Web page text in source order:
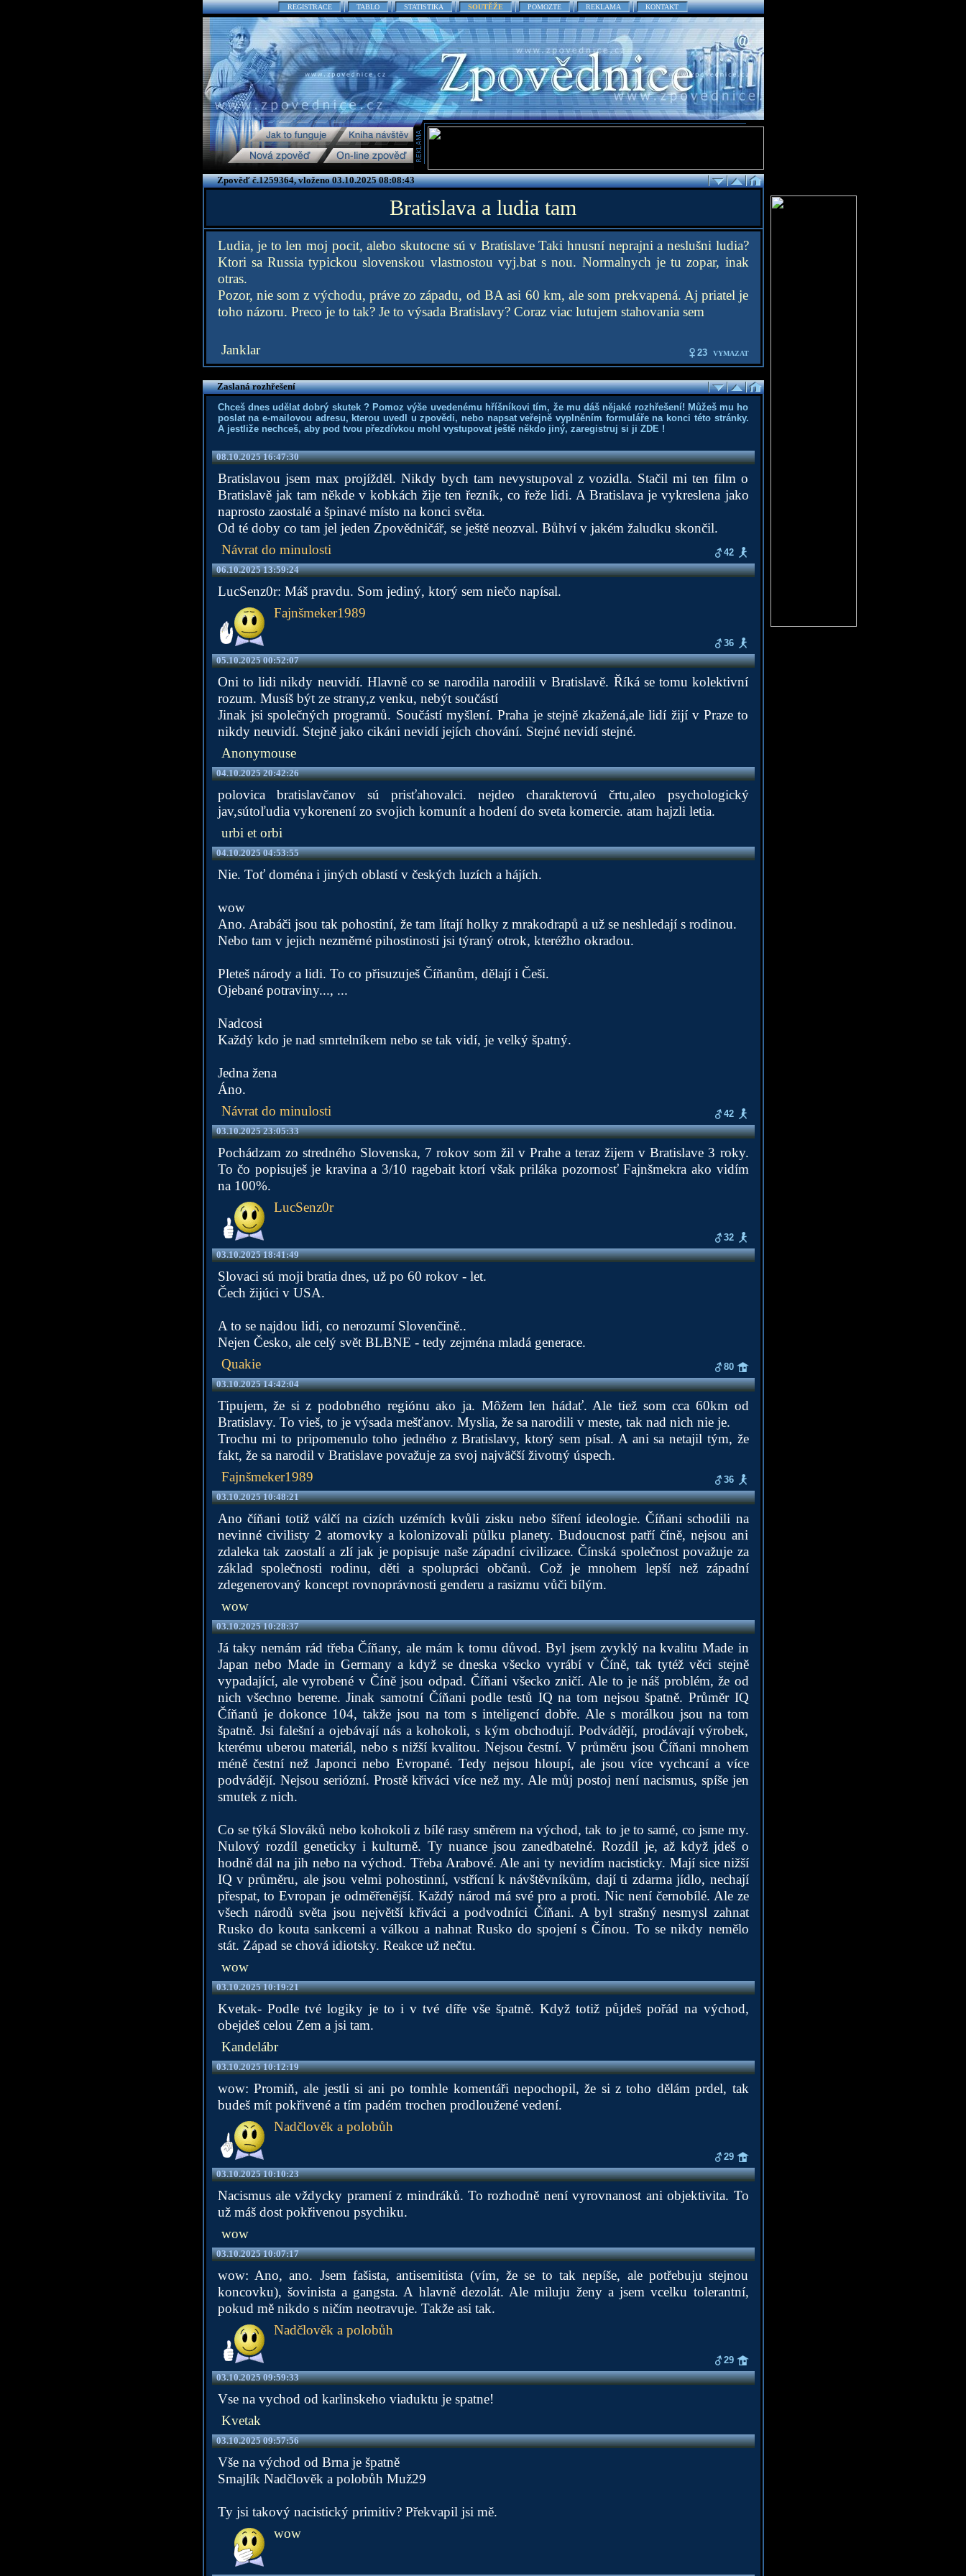
REGISTRACE TABLO STATISTIKA SOUTĚŽE POMOZTE REKLAMA KONTAKT
Zpověď č.1259364, vloženo 03.10.2025 08:08:43
Bratislava a ludia tam
Ludia, je to len moj pocit, alebo skutocne sú v Bratislave Taki hnusní neprajni a neslušni ludia?
Ktori sa Russia typickou slovenskou vlastnostou vyj.bat s nou. Normalnych je tu zopar, inak
otras.
Pozor, nie som z východu, práve zo západu, od BA asi 60 km, ale som prekvapená. Aj priatel je
toho názoru. Preco je to tak? Je to výsada Bratislavy? Coraz viac lutujem stahovania sem
Janklar 23 VYMAZAT
Zaslaná rozhřešení
Chceš dnes udělat dobrý skutek ? Pomoz výše uvedenému hříšníkovi tím, že mu dáš nějaké rozhřešení! Můžeš mu ho
poslat na e-mailovou adresu, kterou uvedl u zpovědi, nebo napsat veřejně vyplněním formuláře na konci této stránky.
A jestliže nechceš, aby pod tvou přezdívkou mohl vystupovat ještě někdo jiný, zaregistruj si ji ZDE!
08.10.2025 16:47:30
Bratislavou jsem max projížděl. Nikdy bych tam nevystupoval z vozidla. Stačil mi ten film o
Bratislavě jak tam někde v kobkách žije ten řezník, co řeže lidi. A Bratislava je vykreslena jako
naprosto zaostalé a špinavé místo na konci světa.
Od té doby co tam jel jeden Zpovědničář, se ještě neozval. Bůhví v jakém žaludku skončil.
Návrat do minulosti
42
06.10.2025 13:59:24
LucSenz0r: Máš pravdu. Som jediný, ktorý sem niečo napísal.
Fajnšmeker1989
36
05.10.2025 00:52:07
Oni to lidi nikdy neuvidí. Hlavně co se narodila narodili v Bratislavě. Říká se tomu kolektivní
rozum. Musíš být ze strany,z venku, nebýt součástí
Jinak jsi společných programů. Součástí myšlení. Praha je stejně zkažená,ale lidí žijí v Praze to
nikdy neuvidí. Stejně jako cikáni nevidí jejích chování. Stejné nevidí stejné.
Anonymouse
04.10.2025 20:42:26
polovica bratislavčanov sú prisťahovalci. nejdeo charakterovú črtu,aleo psychologický
jav,sútoľudia vykorenení zo svojich komunít a hodení do sveta komercie. atam hajzli letia.
urbi et orbi
04.10.2025 04:53:55
Nie. Toť doména i jiných oblastí v českých luzích a hájích.
wow
Ano. Arabáči jsou tak pohostiní, že tam lítají holky z mrakodrapů a už se neshledají s rodinou.
Nebo tam v jejich nezměrné pihostinosti jsi týraný otrok, kteréžho okradou.
Pleteš národy a lidi. To co přisuzuješ Číňanům, dělají i Češi.
Ojebané potraviny..., ...
Nadcosi
Každý kdo je nad smrtelníkem nebo se tak vidí, je velký špatný.
Jedna žena
Áno.
Návrat do minulosti
42
03.10.2025 23:05:33
Pochádzam zo stredného Slovenska, 7 rokov som žil v Prahe a teraz žijem v Bratislave 3 roky.
To čo popisuješ je kravina a 3/10 ragebait ktorí však priláka pozornosť Fajnšmekra ako vidím
na 100%.
LucSenz0r
32
03.10.2025 18:41:49
Slovaci sú moji bratia dnes, už po 60 rokov - let.
Čech žijúci v USA.
A to se najdou lidi, co nerozumí Slovenčině..
Nejen Česko, ale celý svět BLBNE - tedy zejména mladá generace.
Quakie
80
03.10.2025 14:42:04
Tipujem, že si z podobného regiónu ako ja. Môžem len hádať. Ale tiež som cca 60km od
Bratislavy. To vieš, to je výsada mešťanov. Myslia, že sa narodili v meste, tak nad nich nie je.
Trochu mi to pripomenulo toho jedného z Bratislavy, ktorý sem písal. A ani sa netajil tým, že
fakt, že sa narodil v Bratislave považuje za svoj najväčší životný úspech.
Fajnšmeker1989
36
03.10.2025 10:48:21
Ano číňani totiž válčí na cizích uzémích kvůli zisku nebo šíření ideologie. Číňani schodili na
nevinné civilisty 2 atomovky a kolonizovali půlku planety. Budoucnost patří číně, nejsou ani
zdaleka tak zaostalí a zlí jak je popisuje naše západní civilizace. Čínská společnost považuje za
základ společnosti rodinu, děti a spolupráci občanů. Což je mnohem lepší než západní
zdegenerovaný koncept rovnoprávnosti genderu a rasizmu vůči bílým.
wow
03.10.2025 10:28:37
Já taky nemám rád třeba Číňany, ale mám k tomu důvod. Byl jsem zvyklý na kvalitu Made in
Japan nebo Made in Germany a když se dneska všecko vyrábí v Číně, tak tytéž věci stejně
vypadající, ale vyrobené v Číně jsou odpad. Číňani všecko zničí. Ale to je náš problém, že od
nich všechno bereme. Jinak samotní Číňani podle testů IQ na tom nejsou špatně. Průměr IQ
Číňanů je dokonce 104, takže jsou na tom s inteligencí dobře. Ale s morálkou jsou na tom
špatně. Jsi falešní a ojebávají nás a kohokoli, s kým obchodují. Podvádějí, prodávají výrobek,
kterému uberou materiál, nebo s nižší kvalitou. Nejsou čestní. V průměru jsou Číňani mnohem
méně čestní než Japonci nebo Evropané. Tedy nejsou hloupí, ale jsou více vychcaní a více
podvádějí. Nejsou seriózní. Prostě křiváci více než my. Ale můj postoj není nacismus, spíše jen
smutek z nich.
Co se týká Slováků nebo kohokoli z bílé rasy směrem na východ, tak to je to samé, co jsme my.
Nulový rozdíl geneticky i kulturně. Ty nuance jsou zanedbatelné. Rozdíl je, až když jdeš o
hodně dál na jih nebo na východ. Třeba Arabové. Ale ani ty nevidím nacisticky. Mají sice nižší
IQ v průměru, ale jsou velmi pohostinní, vstřícní k návštěvníkům, dají ti zdarma jídlo, nechají
přespat, to Evropan je odměřenější. Každý národ má své pro a proti. Nic není černobílé. Ale ze
všech národů světa jsou největší křiváci a podvodníci Číňani. A byl strašný nesmysl zahnat
Rusko do kouta sankcemi a válkou a nahnat Rusko do spojení s Čínou. To se nikdy nemělo
stát. Západ se chová idiotsky. Reakce už nečtu.
wow
03.10.2025 10:19:21
Kvetak- Podle tvé logiky je to i v tvé díře vše špatně. Když totiž půjdeš pořád na východ,
obejdeš celou Zem a jsi tam.
Kandelábr
03.10.2025 10:12:19
wow: Promiň, ale jestli si ani po tomhle komentáři nepochopil, že si z toho dělám prdel, tak
budeš mít pokřivené a tím padém trochen prodloužené vedení.
Nadčlověk a polobůh
29
03.10.2025 10:10:23
Nacismus ale vždycky pramení z mindráků. To rozhodně není vyrovnanost ani objektivita. To
už máš dost pokřivenou psychiku.
wow
03.10.2025 10:07:17
wow: Ano, ano. Jsem fašista, antisemitista (vím, že se to tak nepíše, ale potřebuju stejnou
koncovku), šovinista a gangsta. A hlavně dezolát. Ale miluju ženy a jsem vcelku tolerantní,
pokud mě nikdo s ničím neotravuje. Takže asi tak.
Nadčlověk a polobůh
29
03.10.2025 09:59:33
Vse na vychod od karlinskeho viaduktu je spatne!
Kvetak
03.10.2025 09:57:56
Vše na východ od Brna je špatně
Smajlík Nadčlověk a polobůh Muž29
Ty jsi takový nacistický primitiv? Překvapil jsi mě.
wow